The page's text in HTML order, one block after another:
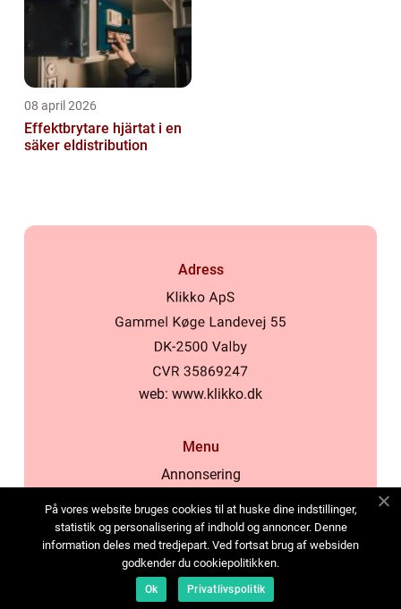
08 april 2026
Effektbrytare hjärtat i en
säker eldistribution
Adress
web: www.klikko.dk
Menu
Annonsering
Cookies
Kontakta oss
Sitemap
På vores website bruges cookies til at huske dine indstillinger,
statistik og personalisering af indhold og annoncer. Denne
information deles med tredjepart. Ved fortsat brug af websiden
godkender du cookiepolitikken.
Ok Privatlivspolitik